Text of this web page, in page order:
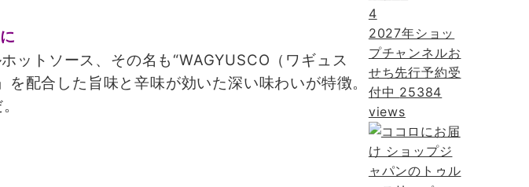
トソース、その名も“WAGYUSCO（ワギュス
を配合した旨味と辛味が効いた深い味わいが特徴。
4
2027年ショッ
プチャンネルお
せち先行予約受
付中 25384
views